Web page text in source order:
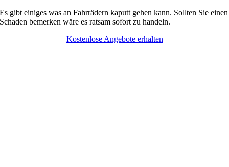
Es gibt einiges was an Fahrrädern kaputt gehen kann. Sollten Sie einen
Schaden bemerken wäre es ratsam sofort zu handeln.
Kostenlose Angebote erhalten